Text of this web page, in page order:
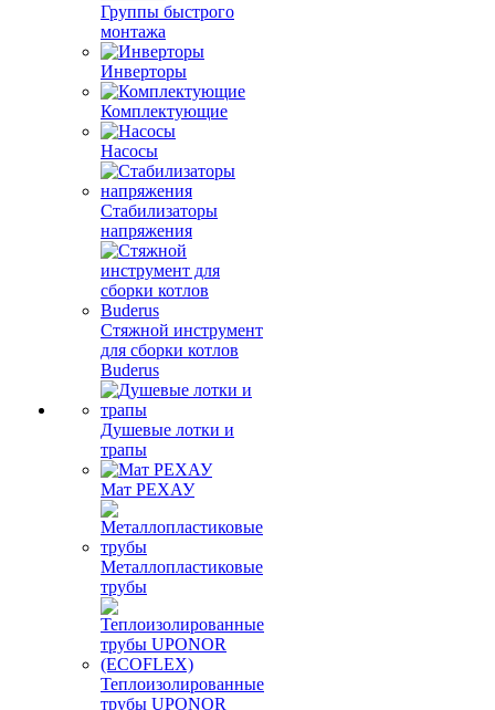
Группы быстрого
монтажа
Инверторы
Комплектующие
Насосы
Стабилизаторы
напряжения
Стяжной инструмент
для сборки котлов
Buderus
Душевые лотки и
трапы
Мат РЕХАУ
Металлопластиковые
трубы
Теплоизолированные
трубы UPONOR